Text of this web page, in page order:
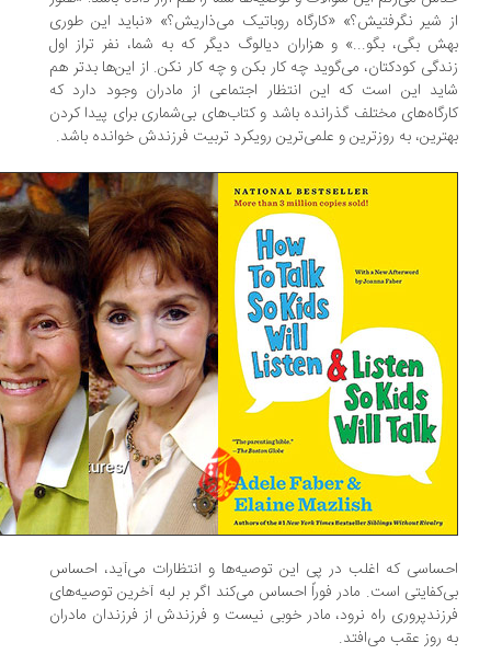
شیر نگرفتیش؟» «کارگاه روباتیک می‌ذاریش؟» «نباید این طوری
بگی، بگو...» و هزاران دیالوگ دیگر که به شما، نفر تراز اول
کودکتان، می‌گوید چه کار بکن و چه کار نکن. از این‌ها بدتر هم
این است که این انتظار اجتماعی از مادران وجود دارد که
مختلف گذرانده باشد و کتاب‌های بی‌شماری برای پیدا کردن
به روزترین و علمی‌ترین رویکرد تربیت فرزندش خوانده باشد.
که اغلب در پی این توصیه‌ها و انتظارات می‌آید، احساس
است. مادر فوراً احساس می‌کند اگر بر لبه آخرین توصیه‌های
راه نرود، مادر خوبی نیست و فرزندش از فرزندان مادران
روز عقب می‌افتد.